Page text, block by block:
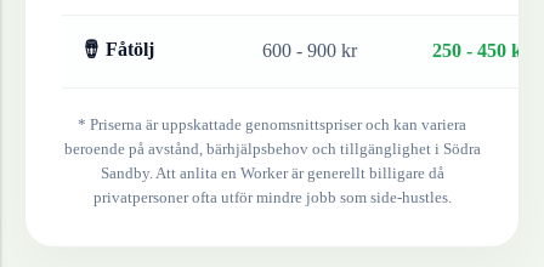
🪘 Fåtölj 600 - 900 kr 250 - 450 kr
* Priserna är uppskattade genomsnittspriser och kan variera
beroende på avstånd, bärhjälpsbehov och tillgänglighet i Södra
Sandby. Att anlita en Worker är generellt billigare då
privatpersoner ofta utför mindre jobb som side-hustles.